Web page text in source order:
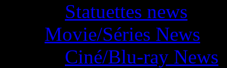
Statuettes news
Movie/Séries News
Ciné/Blu-ray News